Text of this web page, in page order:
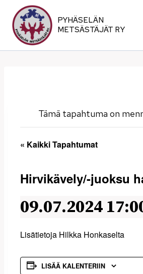
sisältöön
PYHÄSELÄN
METSÄSTÄJÄT RY
Tämä tapahtuma on
« Kaikki Tapahtumat
Hirvikävely/-juoksu
09.07.2024
Lisätietoja Hilkka Honkaselta
LISÄÄ KALENTERIIN